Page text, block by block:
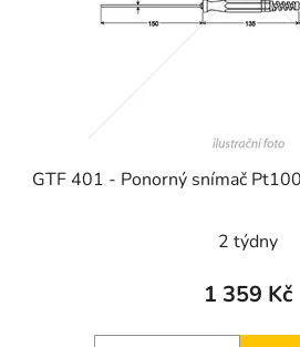
GTF 401 - Ponorný snímač
2 týdny
1 359 Kč